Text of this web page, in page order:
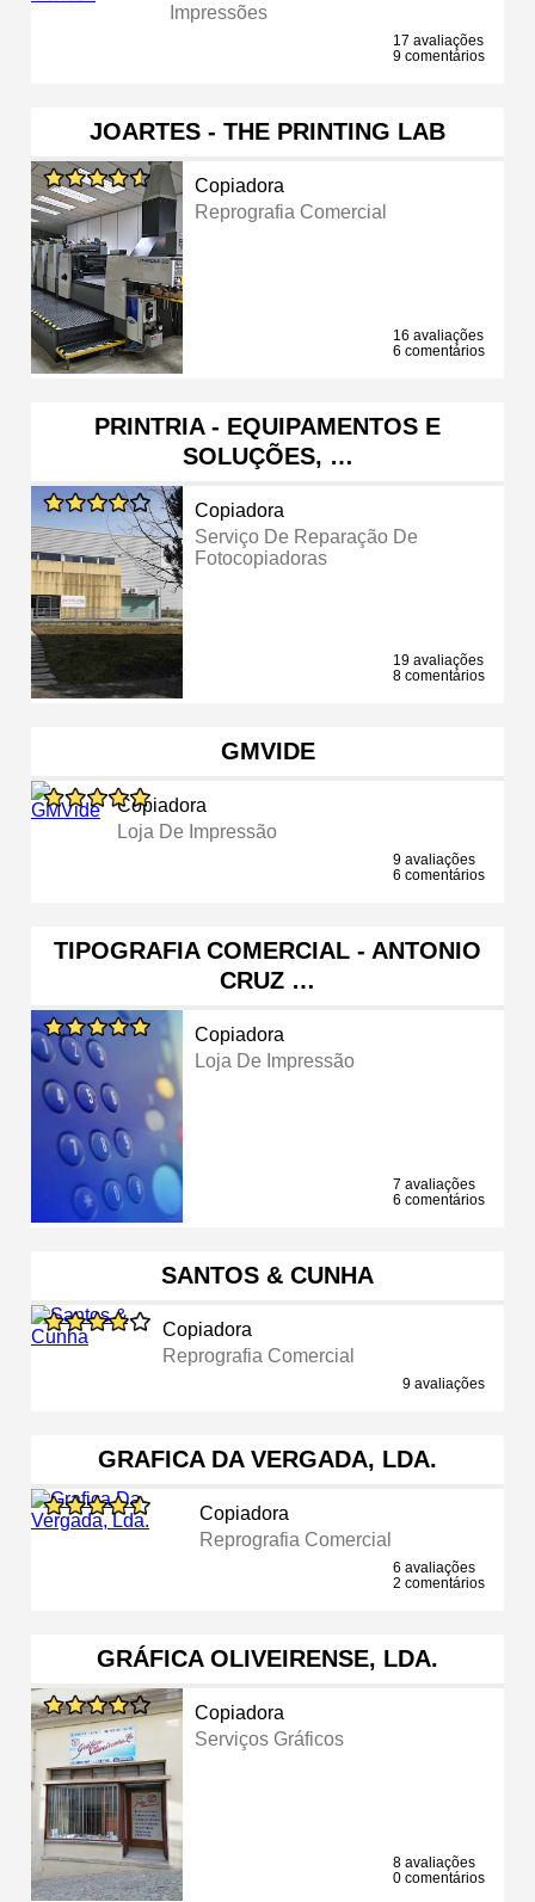
Impressões
17 avaliações
9 comentários
JOARTES - THE PRINTING LAB
Copiadora
Reprografia Comercial
16 avaliações
6 comentários
PRINTRIA - EQUIPAMENTOS E
SOLUÇÕES, …
Copiadora
Serviço De Reparação De
Fotocopiadoras
19 avaliações
8 comentários
GMVIDE
Copiadora
Loja De Impressão
9 avaliações
6 comentários
TIPOGRAFIA COMERCIAL - ANTONIO
CRUZ …
Copiadora
Loja De Impressão
7 avaliações
6 comentários
SANTOS & CUNHA
Copiadora
Reprografia Comercial
9 avaliações
GRAFICA DA VERGADA, LDA.
Copiadora
Reprografia Comercial
6 avaliações
2 comentários
GRÁFICA OLIVEIRENSE, LDA.
Copiadora
Serviços Gráficos
8 avaliações
0 comentários